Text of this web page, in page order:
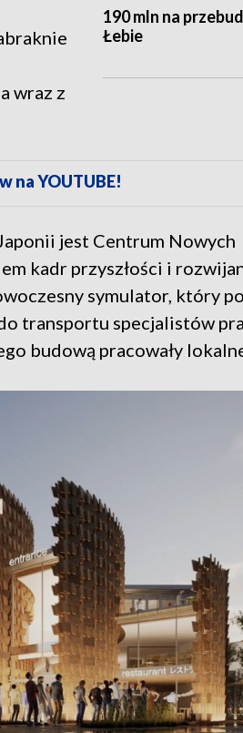
190 mln na
Łebie
wraz z
na YOUTUBE!
jest Centrum Nowych
kadr przyszłości i
symulator, który
transportu specjalistów
budową pracowały